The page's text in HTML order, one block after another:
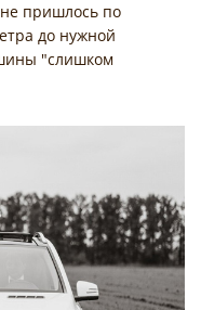
пришлось по
до нужной
"слишком